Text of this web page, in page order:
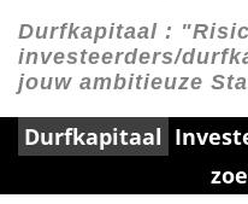
Durfkapitaal :
investeerders/
jouw ambitieuze
Durfkapitaal